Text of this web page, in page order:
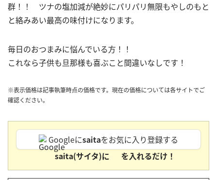
群！！ ツナの塩加減が絶妙にパリパリ無限もやしのもと
と絡みあい最高の味付けになります。
毎日のおつまみに悩んでいる方！！
これなら子供も旦那様も喜ぶこと間違いなしです！
※表示価格は記事執筆時点の価格です。現在の価格については各サイトでご
確認ください。
Googleにsaitaをお気に入り登録する
saita(サイタ)に
を入れるだけ！